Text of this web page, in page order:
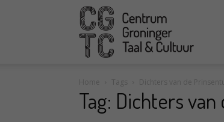
CGTC
Home Tags Dichters van de
Tag: Dichters